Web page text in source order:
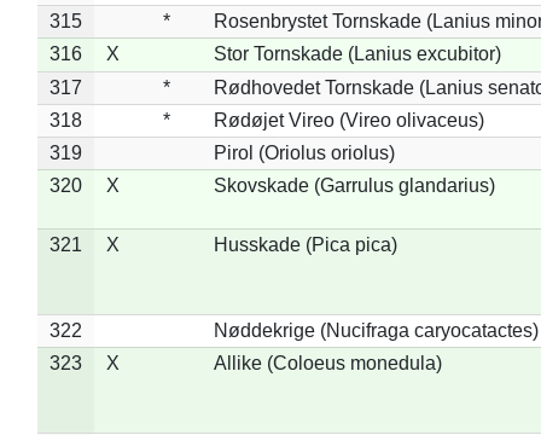
315
*
Rosenbrystet Tornskade (Lanius
316
X
Stor Tornskade (Lanius excubitor)
317
*
Rødhovedet Tornskade (Lanius
318
*
Rødøjet Vireo (Vireo olivaceus)
319
Pirol (Oriolus oriolus)
320
X Skovskade (Garrulus glandarius)
321 X Husskade (Pica pica)
322
Nøddekrige (Nucifraga caryocatactes)
323
X Allike (Coloeus monedula)